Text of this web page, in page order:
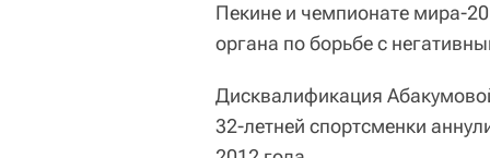
Пекине и чемпионате мира-
органа по борьбе с
Дисквалификация
32-летней спортсменки